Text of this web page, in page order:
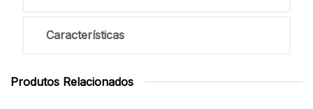
Características
Produtos Relacionados